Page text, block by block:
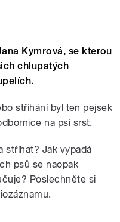
Kymrová, se kterou
chlupatých
stříhání byl ten pejsek
na psí srst.
stříhat? Jak vypadá
psů se naopak
Poslechněte si